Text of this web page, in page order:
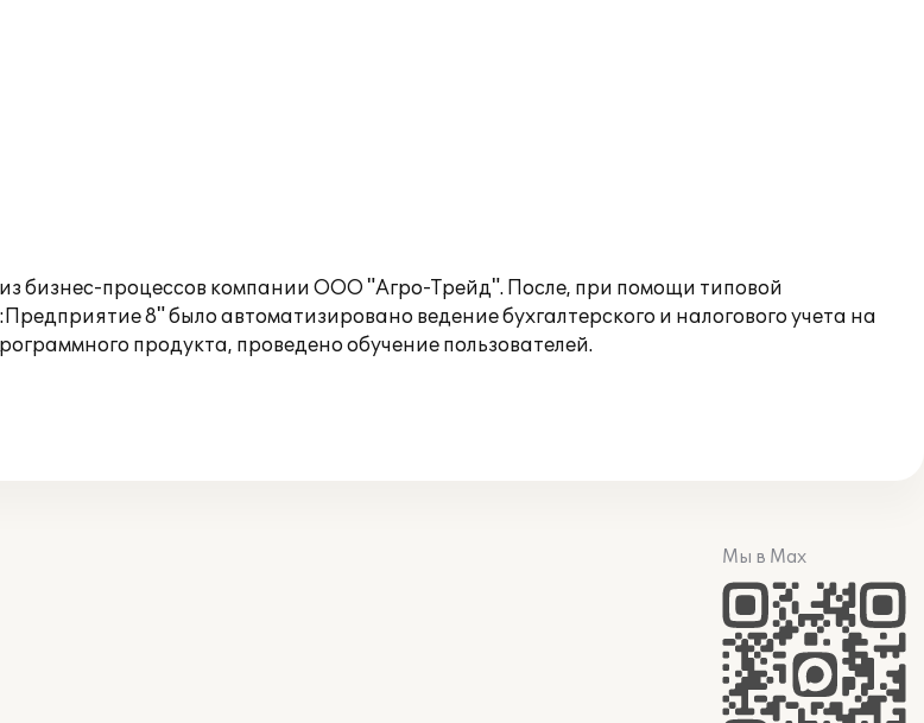
бизнес-процессов компании ООО "Агро-Трейд". После, при помощи типовой
8" было автоматизировано ведение бухгалтерского и налогового учета на
продукта, проведено обучение пользователей.
Мы в Max